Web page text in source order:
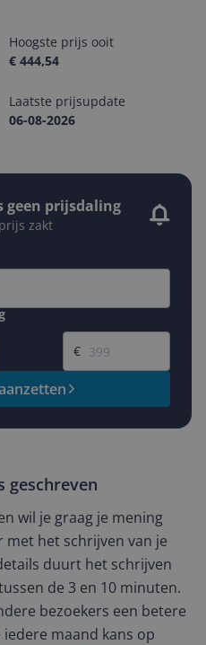
Hoogste prijs ooit
€ 444,54
Laatste prijsupdate
06-08-2026
geen prijsdaling
zakt
Gewenste prijs
€
geschreven
wil je graag je mening
met het schrijven van je
duurt het schrijven
de 3 en 10 minuten.
bezoekers een betere
maand kans op